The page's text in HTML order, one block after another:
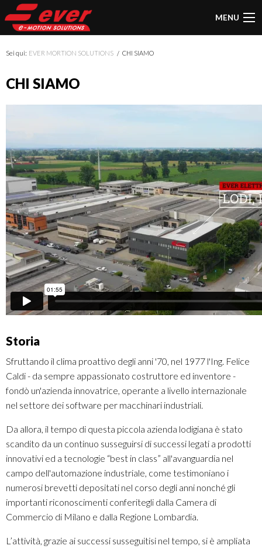
MENU
Sei qui: EVER MORTION SOLUTIONS CHI SIAMO
CHI SIAMO
Storia
Sfruttando il clima proattivo degli anni '70, nel 1977 l'Ing. Felice
Caldi - da sempre appassionato costruttore ed inventore -
fondò un'azienda innovatrice, operante a livello internazionale
nel settore dei software per macchinari industriali.
Da allora, il tempo di questa piccola azienda lodigiana è stato
scandito da un continuo susseguirsi di successi legati a prodotti
innovativi ed a tecnologie “best in class” all'avanguardia nel
campo dell'automazione industriale, come testimoniano i
numerosi brevetti depositati nel corso degli anni nonché gli
importanti riconoscimenti conferitegli dalla Camera di
Commercio di Milano e dalla Regione Lombardia.
L’attività, grazie ai successi susseguitisi nel tempo, si è ampliata